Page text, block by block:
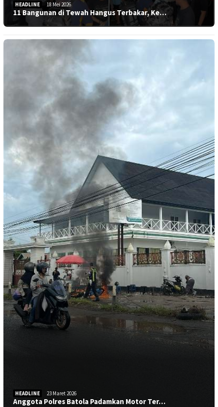
HEADLINE 18 Mei 2026
11 Bangunan di Tewah Hangus Terbakar, Ke…
HEADLINE 23 Maret 2026
Anggota Polres Batola Padamkan Motor Ter…